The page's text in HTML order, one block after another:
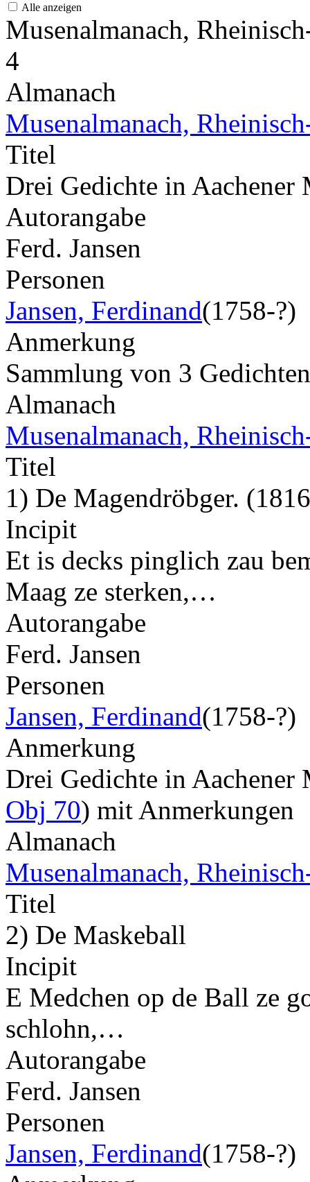
Alle anzeigen
Musenalmanach,
4
Almanach
Musenalmanach,
Titel
Drei Gedichte in Aachener
Autorangabe
Ferd. Jansen
Personen
Jansen, Ferdinand(1758-?)
Anmerkung
Sammlung von 3
Almanach
Musenalmanach,
Titel
1) De Magendröbger.
Incipit
Et is decks pinglich zau
Maag ze sterken,…
Autorangabe
Ferd. Jansen
Personen
Jansen, Ferdinand(1758-?)
Anmerkung
Drei Gedichte in
Obj 70) mit Anmerkungen
Almanach
Musenalmanach,
Titel
2) De Maskeball
Incipit
E Medchen op de Ball ze
schlohn,…
Autorangabe
Ferd. Jansen
Personen
Jansen, Ferdinand(1758-?)